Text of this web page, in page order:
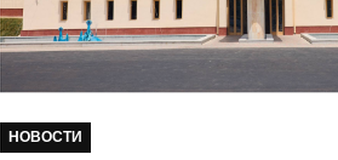
НОВОСТИ